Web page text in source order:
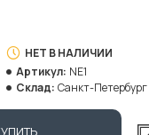
НЕТ В НАЛИЧИИ
Артикул: NE1
Склад: Санкт-Петербург